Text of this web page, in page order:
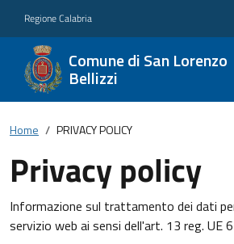
Regione Calabria
Comune di San Lorenzo
Bellizzi
Home PRIVACY POLICY
Privacy policy
Informazione sul trattamento dei dati
servizio web ai sensi dell'art. 13 reg. UE